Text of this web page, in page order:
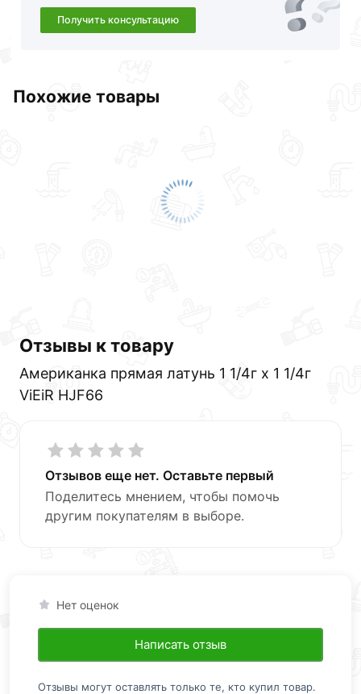
Получить консультацию
Похожие товары
Отзывы к товару
Американка прямая латунь 1 1/4г х 1 1/4г
ViEiR HJF66
Отзывов еще нет. Оставьте первый
Поделитесь мнением, чтобы помочь
другим покупателям в выборе.
Нет оценок
Написать отзыв
Отзывы могут оставлять только те, кто купил товар.